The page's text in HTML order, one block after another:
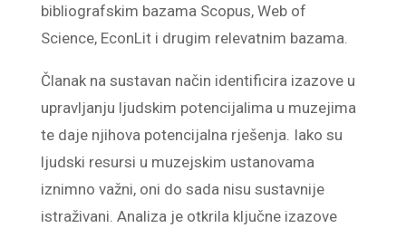
bibliografskim bazama Scopus, Web of
Science, EconLit i drugim relevatnim bazama.
Članak na sustavan način identificira izazove u
upravljanju ljudskim potencijalima u muzejima
te daje njihova potencijalna rješenja. Iako su
ljudski resursi u muzejskim ustanovama
iznimno važni, oni do sada nisu sustavnije
istraživani. Analiza je otkrila ključne izazove